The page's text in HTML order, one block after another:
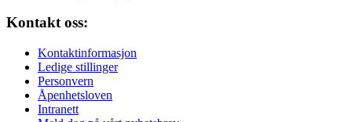
Kontakt oss:
Kontaktinformasjon
Ledige stillinger
Personvern
Åpenhetsloven
Intranett